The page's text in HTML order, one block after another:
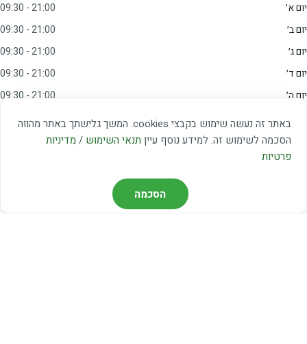
באתר זה נעשה שימוש בקבצי cookies. המשך גלישתך באתר מהווה
הסכמה לשימוש זה. למידע נוסף עיין תנאי השימוש / מדיניות
פרטיות
הסכמה
יום א׳
09:30 - 21:00
יום ב׳
09:30 - 21:00
יום ג׳
09:30 - 21:00
יום ד׳
09:30 - 21:00
יום ה׳
09:30 - 21:00
09:00 - 15:00
שבת
20:00 - 23:00